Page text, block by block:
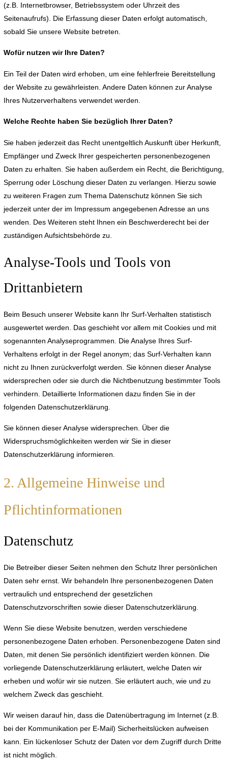
(z.B. Internetbrowser, Betriebssystem oder Uhrzeit des
Seitenaufrufs). Die Erfassung dieser Daten erfolgt automatisch,
sobald Sie unsere Website betreten.
Wofür nutzen wir Ihre Daten?
Ein Teil der Daten wird erhoben, um eine fehlerfreie Bereitstellung
der Website zu gewährleisten. Andere Daten können zur Analyse
Ihres Nutzerverhaltens verwendet werden.
Welche Rechte haben Sie bezüglich Ihrer Daten?
Sie haben jederzeit das Recht unentgeltlich Auskunft über Herkunft,
Empfänger und Zweck Ihrer gespeicherten personenbezogenen
Daten zu erhalten. Sie haben außerdem ein Recht, die Berichtigung,
Sperrung oder Löschung dieser Daten zu verlangen. Hierzu sowie
zu weiteren Fragen zum Thema Datenschutz können Sie sich
jederzeit unter der im Impressum angegebenen Adresse an uns
wenden. Des Weiteren steht Ihnen ein Beschwerderecht bei der
zuständigen Aufsichtsbehörde zu.
Analyse-Tools und Tools von
Drittanbietern
Beim Besuch unserer Website kann Ihr Surf-Verhalten statistisch
ausgewertet werden. Das geschieht vor allem mit Cookies und mit
sogenannten Analyseprogrammen. Die Analyse Ihres Surf-
Verhaltens erfolgt in der Regel anonym; das Surf-Verhalten kann
nicht zu Ihnen zurückverfolgt werden. Sie können dieser Analyse
widersprechen oder sie durch die Nichtbenutzung bestimmter Tools
verhindern. Detaillierte Informationen dazu finden Sie in der
folgenden Datenschutzerklärung.
Sie können dieser Analyse widersprechen. Über die
Widerspruchsmöglichkeiten werden wir Sie in dieser
Datenschutzerklärung informieren.
2. Allgemeine Hinweise und
Pflichtinformationen
Datenschutz
Die Betreiber dieser Seiten nehmen den Schutz Ihrer persönlichen
Daten sehr ernst. Wir behandeln Ihre personenbezogenen Daten
vertraulich und entsprechend der gesetzlichen
Datenschutzvorschriften sowie dieser Datenschutzerklärung.
Wenn Sie diese Website benutzen, werden verschiedene
personenbezogene Daten erhoben. Personenbezogene Daten sind
Daten, mit denen Sie persönlich identifiziert werden können. Die
vorliegende Datenschutzerklärung erläutert, welche Daten wir
erheben und wofür wir sie nutzen. Sie erläutert auch, wie und zu
welchem Zweck das geschieht.
Wir weisen darauf hin, dass die Datenübertragung im Internet (z.B.
bei der Kommunikation per E-Mail) Sicherheitslücken aufweisen
kann. Ein lückenloser Schutz der Daten vor dem Zugriff durch Dritte
ist nicht möglich.